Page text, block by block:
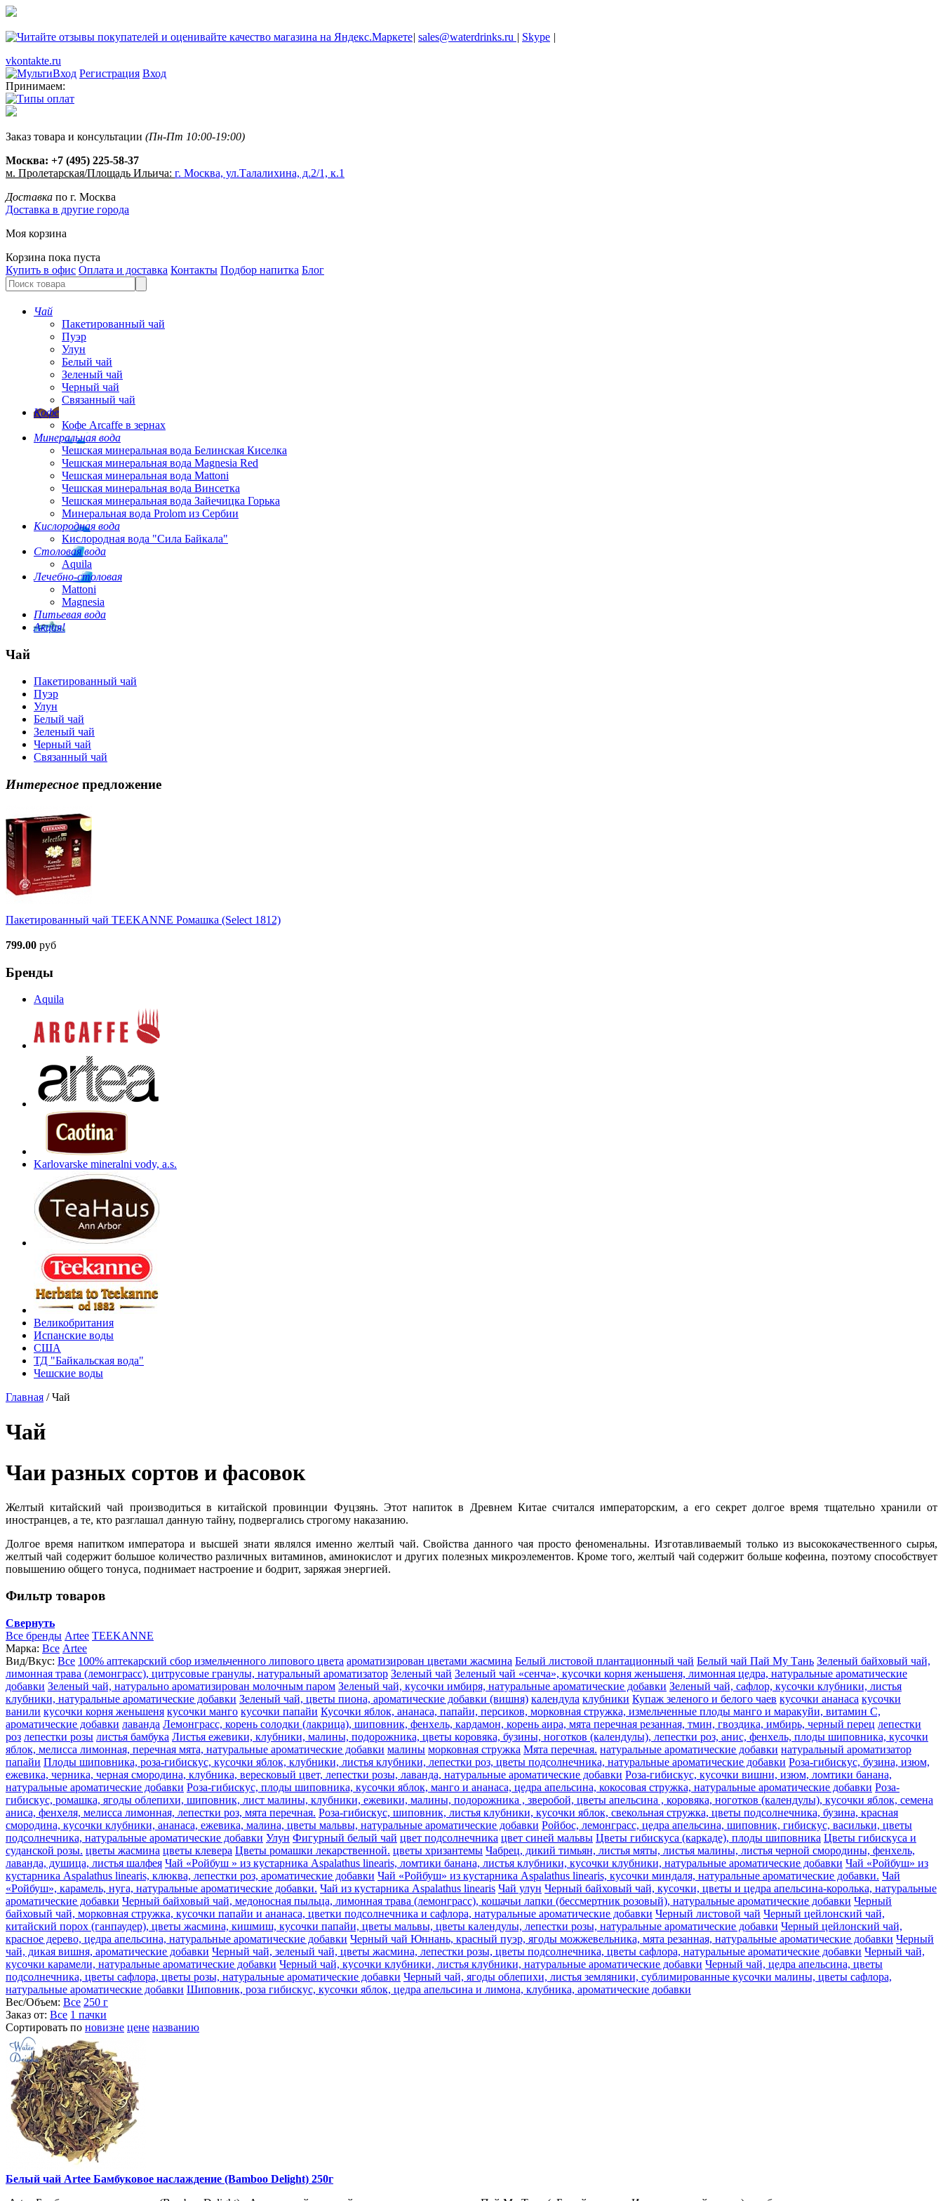
| sales@waterdrinks.ru | Skype |
vkontakte.ru
Регистрация Вход
Принимаем:
Заказ товара и консультации (Пн-Пт 10:00-19:00)
Москва: +7 (495) 225-58-37
м. Пролетарская/Площадь Ильича: г. Москва, ул.Талалихина, д.2/1, к.1
Доставка по г. Москва
Доставка в другие города
Моя корзина
Корзина пока пуста
Купить в офис Оплата и доставка Контакты Подбор напитка Блог
Чай
Пакетированный чай
Пуэр
Улун
Белый чай
Зеленый чай
Черный чай
Связанный чай
Кофе
Кофе Arcaffe в зернах
Минеральная вода
Чешская минеральная вода Белинская Киселка
Чешская минеральная вода Magnesia Red
Чешская минеральная вода Mattoni
Чешская минеральная вода Винсетка
Чешская минеральная вода Зайечицка Горька
Минеральная вода Prolom из Сербии
Кислородная вода
Кислородная вода "Сила Байкала"
Столовая вода
Aquila
Лечебно-столовая
Mattoni
Magnesia
Питьевая вода
Акция!
Чай
Пакетированный чай
Пуэр
Улун
Белый чай
Зеленый чай
Черный чай
Связанный чай
Интересное предложение
Пакетированный чай TEEKANNE Ромашка (Select 1812)
799.00 руб
Бренды
Aquila
Karlovarske mineralni vody, a.s.
Великобритания
Испанские воды
США
ТД "Байкальская вода"
Чешские воды
Главная /Чай
Чай
Чаи разных сортов и фасовок
Желтый китайский чай производиться в китайской провинции Фуцзянь. Этот напиток в Древнем Китае считался императорским, а его секрет долгое время тщательно хранили от
иностранцев, а те, кто разглашал данную тайну, подвергались строгому наказанию.
Долгое время напитком императора и высшей знати являлся именно желтый чай. Свойства данного чая просто феноменальны. Изготавливаемый только из высококачественного сырья,
желтый чай содержит большое количество различных витаминов, аминокислот и других полезных микроэлементов. Кроме того, желтый чай содержит больше кофеина, поэтому способствует
повышению общего тонуса, поднимает настроение и бодрит, заряжая энергией.
Фильтр товаров
Свернуть
Все бренды Artee TEEKANNE
Марка: Все Artee
Вид/Вкус: Все 100% аптекарский сбор измельченного липового цвета ароматизирован цветами жасмина Белый листовой плантационный чай Белый чай Пай Му Тань Зеленый байховый чай,
лимонная трава (лемонграсс), цитрусовые гранулы, натуральный ароматизатор Зеленый чай Зеленый чай «сенча», кусочки корня женьшеня, лимонная цедра, натуральные ароматические
добавки Зеленый чай, натурально ароматизирован молочным паром Зеленый чай, кусочки имбиря, натуральные ароматические добавки Зеленый чай, сафлор, кусочки клубники, листья
клубники, натуральные ароматические добавки Зеленый чай, цветы пиона, ароматические добавки (вишня) календула клубники Купаж зеленого и белого чаев кусочки ананаса кусочки
ванили кусочки корня женьшеня кусочки манго кусочки папайи Кусочки яблок, ананаса, папайи, персиков, морковная стружка, измельченные плоды манго и маракуйи, витамин С,
ароматические добавки лаванда Лемонграсс, корень солодки (лакрица), шиповник, фенхель, кардамон, корень аира, мята перечная резанная, тмин, гвоздика, имбирь, черный перец лепестки
роз лепестки розы листья бамбука Листья ежевики, клубники, малины, подорожника, цветы коровяка, бузины, ноготков (календулы), лепестки роз, анис, фенхель, плоды шиповника, кусочки
яблок, мелисса лимонная, перечная мята, натуральные ароматические добавки малины морковная стружка Мята перечная. натуральные ароматические добавки натуральный ароматизатор
папайи Плоды шиповника, роза-гибискус, кусочки яблок, клубники, листья клубники, лепестки роз, цветы подсолнечника, натуральные ароматические добавки Роза-гибискус, бузина, изюм,
ежевика, черника, черная смородина, клубника, вересковый цвет, лепестки розы, лаванда, натуральные ароматические добавки Роза-гибискус, кусочки вишни, изюм, ломтики банана,
натуральные ароматические добавки Роза-гибискус, плоды шиповника, кусочки яблок, манго и ананаса, цедра апельсина, кокосовая стружка, натуральные ароматические добавки Роза-
гибискус, ромашка, ягоды облепихи, шиповник, лист малины, клубники, ежевики, малины, подорожника , зверобой, цветы апельсина , коровяка, ноготков (календулы), кусочки яблок, семена
аниса, фенхеля, мелисса лимонная, лепестки роз, мята перечная. Роза-гибискус, шиповник, листья клубники, кусочки яблок, свекольная стружка, цветы подсолнечника, бузина, красная
смородина, кусочки клубники, ананаса, ежевика, малина, цветы мальвы, натуральные ароматические добавки Ройбос, лемонграсc, цедра апельсина, шиповник, гибискус, васильки, цветы
подсолнечника, натуральные ароматические добавки Улун Фигурный белый чай цвет подсолнечника цвет синей мальвы Цветы гибискуса (каркаде), плоды шиповника Цветы гибискуса и
суданской розы. цветы жасмина цветы клевера Цветы ромашки лекарственной. цветы хризантемы Чабрец, дикий тимьян, листья мяты, листья малины, листья черной смородины, фенхель,
лаванда, душица, листья шалфея Чай «Ройбуш » из кустарника Aspalathus linearis, ломтики банана, листья клубники, кусочки клубники, натуральные ароматические добавки Чай «Ройбуш» из
кустарника Aspalathus linearis, клюква, лепестки роз, ароматические добавки Чай «Ройбуш» из кустарника Aspalathus linearis, кусочки миндаля, натуральные ароматические добавки. Чай
«Ройбуш», карамель, нуга, натуральные ароматические добавки. Чай из кустарника Aspalathus linearis Чай улун Черный байховый чай, кусочки, цветы и цедра апельсина-королька, натуральные
ароматические добавки Черный байховый чай, медоносная пыльца, лимонная трава (лемонграсс), кошачьи лапки (бессмертник розовый), натуральные ароматические добавки Черный
байховый чай, морковная стружка, кусочки папайи и ананаса, цветки подсолнечника и сафлора, натуральные ароматические добавки Черный листовой чай Черный цейлонский чай,
китайский порох (ганпаудер), цветы жасмина, кишмиш, кусочки папайи, цветы мальвы, цветы календулы, лепестки розы, натуральные ароматические добавки Черный цейлонский чай,
красное дерево, цедра апельсина, натуральные ароматические добавки Черный чай Юннань, красный пуэр, ягоды можжевельника, мята резанная, натуральные ароматические добавки Черный
чай, дикая вишня, ароматические добавки Черный чай, зеленый чай, цветы жасмина, лепестки розы, цветы подсолнечника, цветы сафлора, натуральные ароматические добавки Черный чай,
кусочки карамели, натуральные ароматические добавки Черный чай, кусочки клубники, листья клубники, натуральные ароматические добавки Черный чай, цедра апельсина, цветы
подсолнечника, цветы сафлора, цветы розы, натуральные ароматические добавки Черный чай, ягоды облепихи, листья земляники, сублимированные кусочки малины, цветы сафлора,
натуральные ароматические добавки Шиповник, роза гибискус, кусочки яблок, цедра апельсина и лимона, клубника, ароматические добавки
Вес/Объем: Все 250 г
Заказ от: Все 1 пачки
Сортировать по новизне цене названию
Белый чай Artee Бамбуковое наслаждение (Bamboo Delight) 250г